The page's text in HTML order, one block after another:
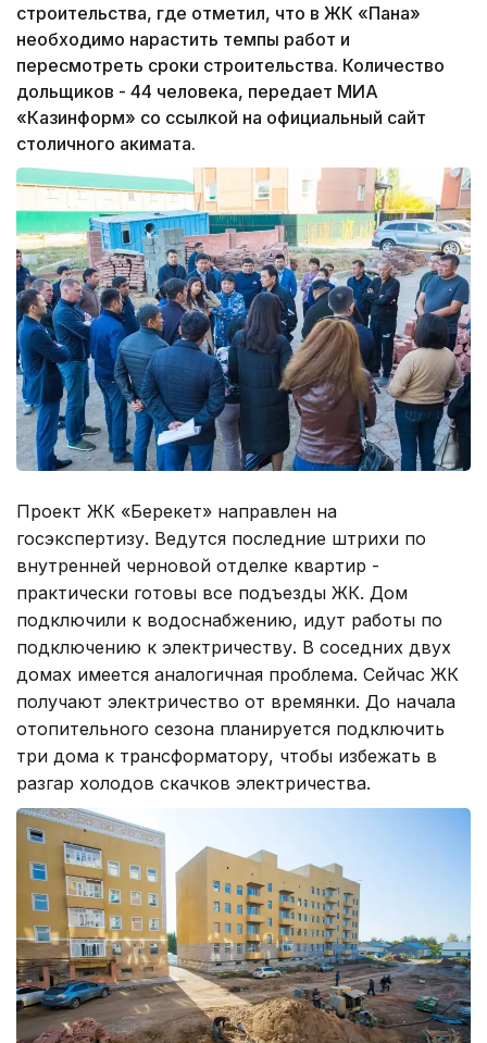
строительства, где отметил, что в ЖК «Пана»
необходимо нарастить темпы работ и
пересмотреть сроки строительства. Количество
дольщиков - 44 человека, передает МИА
«Казинформ» со ссылкой на официальный сайт
столичного акимата.
Проект ЖК «Берекет» направлен на
госэкспертизу. Ведутся последние штрихи по
внутренней черновой отделке квартир -
практически готовы все подъезды ЖК. Дом
подключили к водоснабжению, идут работы по
подключению к электричеству. В соседних двух
домах имеется аналогичная проблема. Сейчас ЖК
получают электричество от времянки. До начала
отопительного сезона планируется подключить
три дома к трансформатору, чтобы избежать в
разгар холодов скачков электричества.